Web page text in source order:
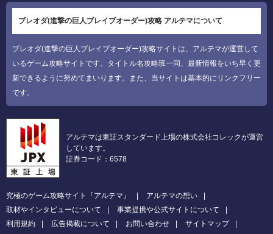
ブレオダ(進撃の巨人ブレイブオーダー)攻略 アルテマについて
ブレオダ(進撃の巨人ブレイブオーダー)攻略サイトは、アルテマが運営して
いるゲーム攻略サイトです。タイトル名攻略班一同、最新情報をいち早く更
新できるように努めてまいります。また、当サイトは基本的にリンクフリー
です。
アルテマは東証スタンダード上場の株式会社コレックが運営
しています。
証券コード：6578
究極のゲーム攻略サイト『アルテマ』
アルテマの想い
取材やインタビューについて
事業提携や公式サイトについて
利用規約
広告掲載について お問い合わせ
サイトマップ